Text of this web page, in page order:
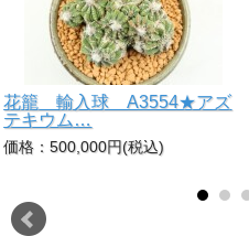
花籠 輸入球 A3554★アズ
テキウム…
価格：500,000円(税込)